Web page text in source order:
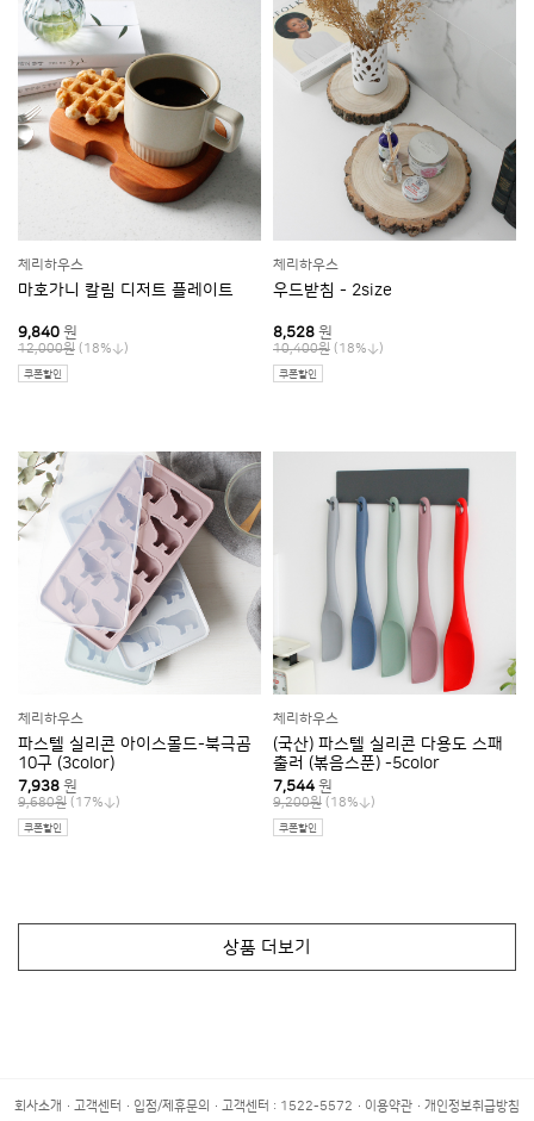
체리하우스
마호가니 칼림 디저트 플레이트
9,840 원
12,000원 (18% )
쿠폰할인
체리하우스
우드받침 - 2size
8,528 원
10,400원 (18% )
쿠폰할인
체리하우스
파스텔 실리콘 아이스몰드-북극곰
10구 (3color)
7,938 원
9,680원 (17% )
쿠폰할인
체리하우스
(국산) 파스텔 실리콘 다용도 스패
출러 (볶음스푼) -5color
7,544 원
9,200원 (18% )
쿠폰할인
상품 더보기
회사소개 고객센터 입점/제휴문의 고객센터 : 1522-5572 이용약관
개인정보취급방침